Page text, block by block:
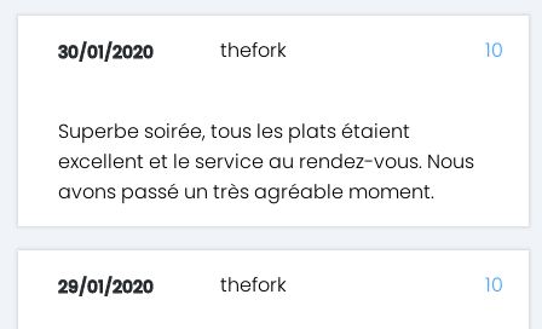
30/01/2020 thefork
Superbe soirée, tous les plats étaient
excellent et le service au rendez-vous. Nous
avons passé un très agréable moment.
10
29/01/2020 thefork 10